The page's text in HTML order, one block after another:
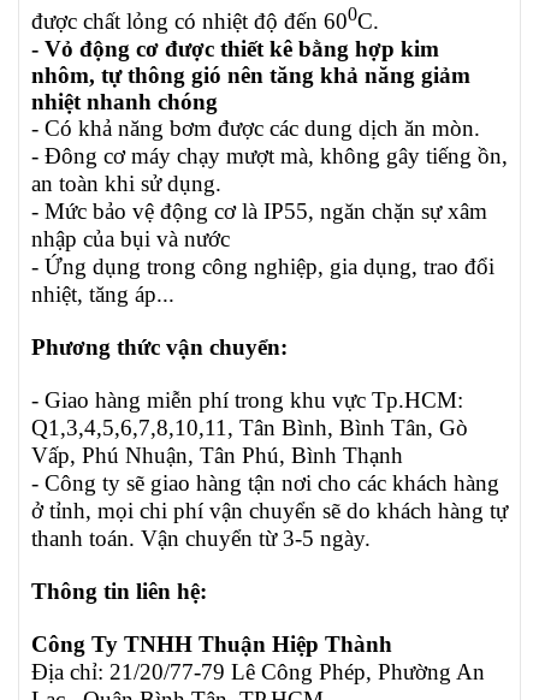
được chất lỏng có nhiệt độ đến 600C.
- Vỏ động cơ được thiết kê bằng hợp kim
nhôm, tự thông gió nên tăng khả năng giảm
nhiệt nhanh chóng
- Có khả năng bơm được các dung dịch ăn mòn.
- Đông cơ máy chạy mượt mà, không gây tiếng ồn,
an toàn khi sử dụng.
- Mức bảo vệ động cơ là IP55, ngăn chặn sự xâm
nhập của bụi và nước
- Ứng dụng trong công nghiệp, gia dụng, trao đổi
nhiệt, tăng áp...
Phương thức vận chuyển:
- Giao hàng miễn phí trong khu vực Tp.HCM:
Q1,3,4,5,6,7,8,10,11, Tân Bình, Bình Tân, Gò
Vấp, Phú Nhuận, Tân Phú, Bình Thạnh
- Công ty sẽ giao hàng tận nơi cho các khách hàng
ở tỉnh, mọi chi phí vận chuyển sẽ do khách hàng tự
thanh toán. Vận chuyển từ 3-5 ngày.
Thông tin liên hệ:
Công Ty TNHH Thuận Hiệp Thành
Địa chỉ: 21/20/77-79 Lê Công Phép, Phường An